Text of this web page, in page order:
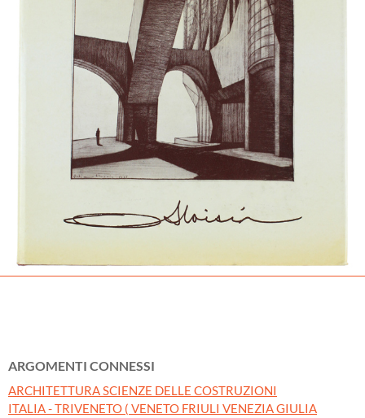
ARGOMENTI CONNESSI
ARCHITETTURA SCIENZE DELLE COSTRUZIONI
ITALIA - TRIVENETO ( VENETO FRIULI VENEZIA GIULIA